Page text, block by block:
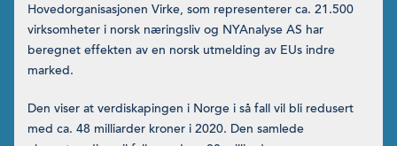
Hovedorganisasjonen Virke, som representerer ca. 21.500
virksomheter i norsk næringsliv og NYAnalyse AS har
beregnet effekten av en norsk utmelding av EUs indre
marked.
Den viser at verdiskapingen i Norge i så fall vil bli redusert
med ca. 48 milliarder kroner i 2020. Den samlede